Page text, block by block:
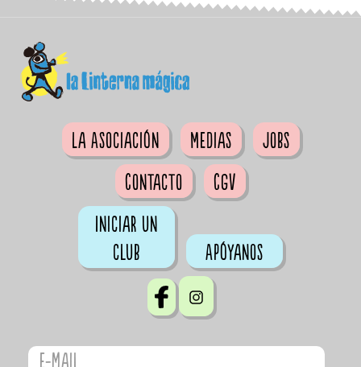
La Asociación Medias
Jobs
Contacto
CGV
Iniciar un
club
Apóyanos